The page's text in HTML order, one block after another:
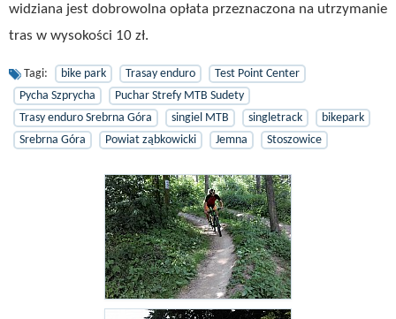
widziana jest dobrowolna opłata przeznaczona na utrzymanie
tras w wysokości 10 zł.
Tagi: bike park Trasay enduro
Test Point Center
Pycha Szprycha
Puchar Strefy MTB Sudety
Trasy enduro Srebrna Góra
singiel MTB singletrack
bikepark
Srebrna Góra
Powiat ząbkowicki Jemna Stoszowice